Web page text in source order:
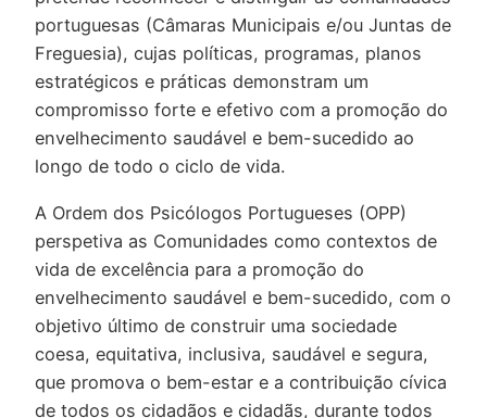
portuguesas (Câmaras Municipais e/ou Juntas de
Freguesia), cujas políticas, programas, planos
estratégicos e práticas demonstram um
compromisso forte e efetivo com a promoção do
envelhecimento saudável e bem-sucedido ao
longo de todo o ciclo de vida.
A Ordem dos Psicólogos Portugueses (OPP)
perspetiva as Comunidades como contextos de
vida de excelência para a promoção do
envelhecimento saudável e bem-sucedido, com o
objetivo último de construir uma sociedade
coesa, equitativa, inclusiva, saudável e segura,
que promova o bem-estar e a contribuição cívica
de todos os cidadãos e cidadãs, durante todos